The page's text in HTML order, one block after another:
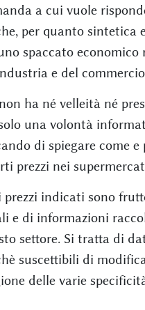
a cui vuole
per quanto sintetica
spaccato economico
e del
ha né velleità né
una volontà
di spiegare come e
prezzi nei
prezzi indicati sono
e di informazioni
settore. Si tratta di
suscettibili di
delle varie